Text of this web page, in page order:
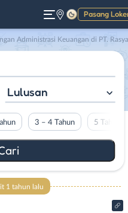
Pasang
Gelap
Administrasi Keuangan di PT. Rasya Utama
Lulusan
3 – 4 Tahun 5 Tahun
1 tahun lalu